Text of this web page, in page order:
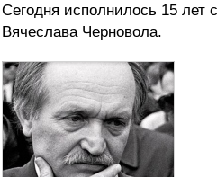
Сегодня исполнилось 15 лет
Вячеслава Черновола.